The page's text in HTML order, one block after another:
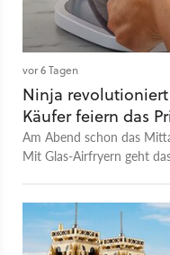
vor 6 Tagen
Ninja
Käufer feiern das
Am Abend schon das
Mit Glas-Airfryern geht